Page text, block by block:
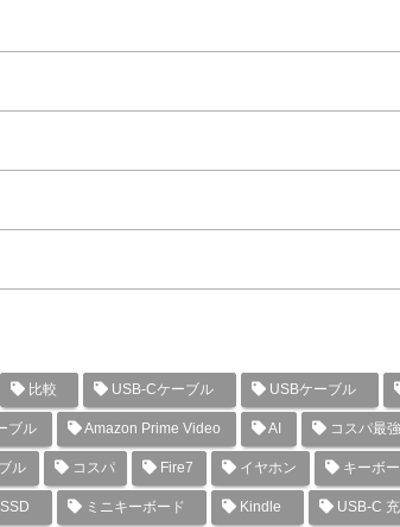
比較 USB-Cケーブル USBケーブル
ブル Amazon Prime Video AI コスパ最
ル コスパ Fire7 イヤホン キーボ
ミニキーボード Kindle USB-C